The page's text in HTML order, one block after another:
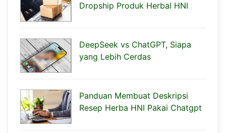
Dropship Produk Herbal HNI
DeepSeek vs ChatGPT, Siapa
yang Lebih Cerdas
Panduan Membuat Deskripsi
Resep Herba HNI Pakai Chatgpt